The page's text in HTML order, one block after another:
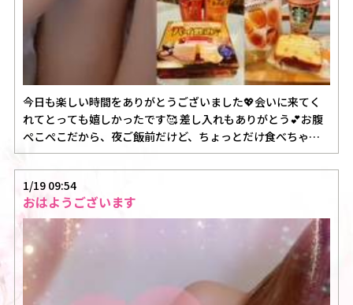
今日も楽しい時間をありがとうございました💖会いに来てく
れてとっても嬉しかったです🥰 差し入れもありがとう💕お腹
ぺこぺこだから、夜ご飯前だけど、ちょっとだけ食べちゃお
ー🤭 またお…
1/19 09:54
おはようございます